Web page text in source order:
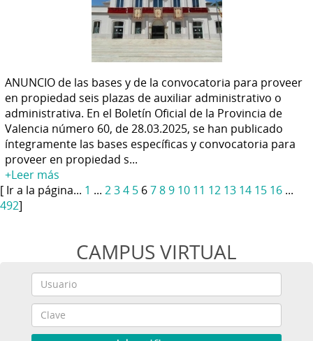
ANUNCIO de las bases y de la convocatoria para proveer
en propiedad seis plazas de auxiliar administrativo o
administrativa. En el Boletín Oficial de la Provincia de
Valencia número 60, de 28.03.2025, se han publicado
íntegramente las bases específicas y convocatoria para
proveer en propiedad s...
+Leer más
[ Ir a la página... 1 ... 234 5 6789 10 11 12 13 14 15 16 ...
492]
CAMPUS VIRTUAL